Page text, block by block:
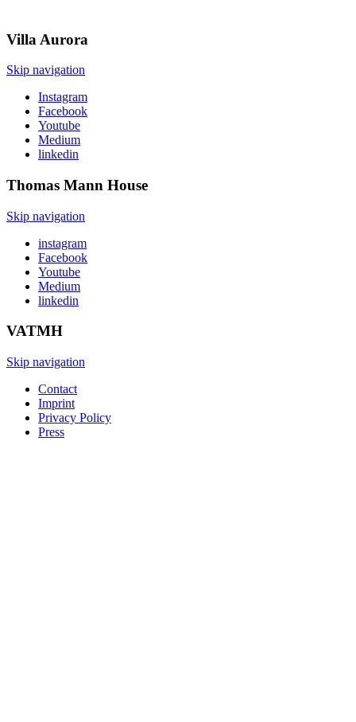
Villa Aurora
Skip navigation
Instagram
Facebook
Youtube
Medium
linkedin
Thomas Mann House
Skip navigation
instagram
Facebook
Youtube
Medium
linkedin
VATMH
Skip navigation
Contact
Imprint
Privacy Policy
Press